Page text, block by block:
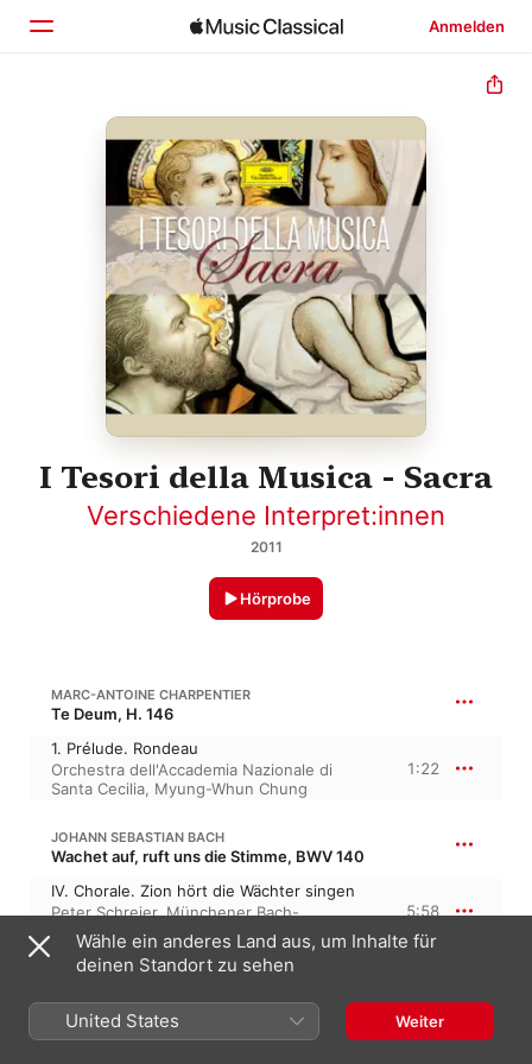
Anmelden
Startseite
Entdecken
Suchen
I Tesori della Musica - Sacra
Verschiedene Interpret:innen
2011
Hörprobe
MARC-ANTOINE CHARPENTIER
Te Deum, H. 146
1. Prélude. Rondeau
Orchestra dell'Accademia Nazionale di
Santa Cecilia, Myung-Whun Chung
1:22
JOHANN SEBASTIAN BACH
Wachet auf, ruft uns die Stimme, BWV 140
IV. Chorale. Zion hört die Wächter singen
Peter Schreier,Münchener Bach-
Orchester
Karl Richter
5:58
Ellens Gesang, III in B-Dur, D 839, Op. 52/6
Ave Maria, "Ellens Gesang III", D839 - Arr.
Wähle ein anderes Land aus, um Inhalte für
deinen Standort zu sehen
United States Weiter